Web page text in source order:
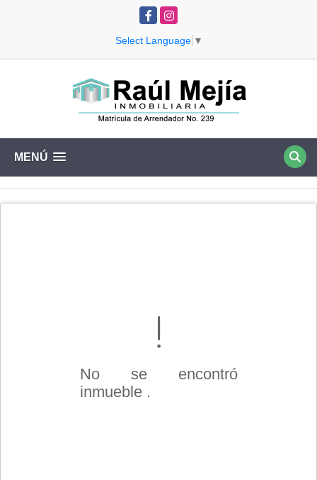
FacebookInstagram
Select Language ▼
MENÚ
No se encontró
inmueble .